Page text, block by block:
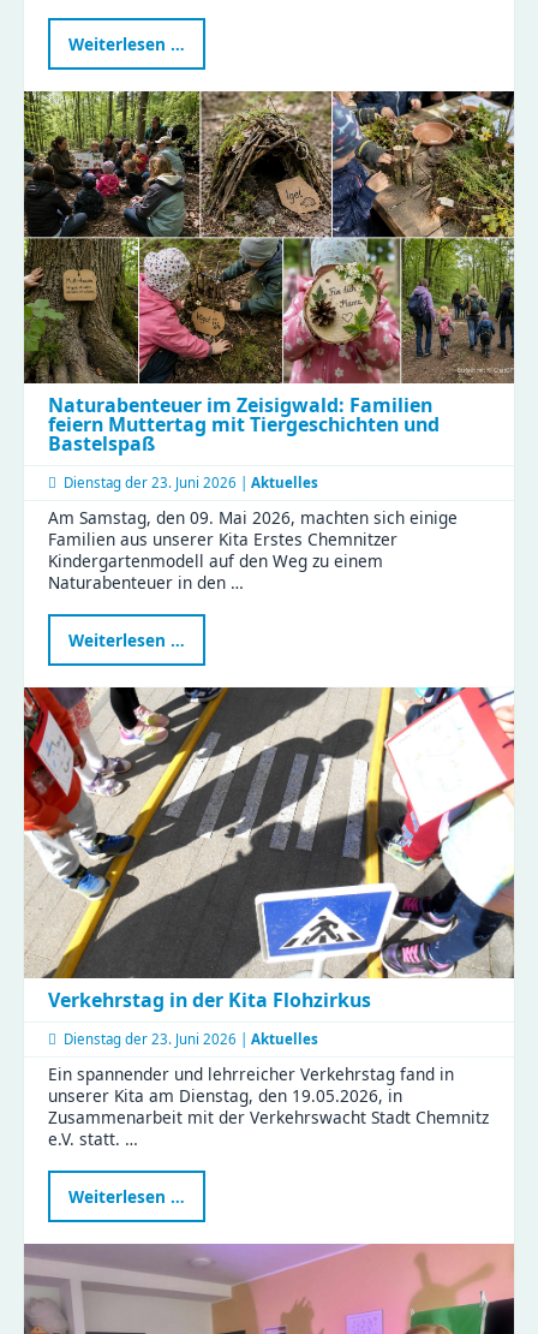
Weiterlesen …
Teamtag
Küche:
Gemeinsam
für
gesunde
Ernährung
und
effiziente
Abläufe!
Naturabenteuer im Zeisigwald: Familien
feiern Muttertag mit Tiergeschichten und
Bastelspaß
Dienstag der 23. Juni 2026 | Aktuelles
Am Samstag, den 09. Mai 2026, machten sich einige
Familien aus unserer Kita Erstes Chemnitzer
Kindergartenmodell auf den Weg zu einem
Naturabenteuer in den …
Weiterlesen …
im
Familien
feiern
Muttertag
mit
Tiergeschichten
und
Bastelspaß
Verkehrstag in der Kita Flohzirkus
Dienstag der 23. Juni 2026 | Aktuelles
Ein spannender und lehrreicher Verkehrstag fand in
unserer Kita am Dienstag, den 19.05.2026, in
Zusammenarbeit mit der Verkehrswacht Stadt Chemnitz
e.V. statt. …
Weiterlesen …
in
Kita
Flohzirkus